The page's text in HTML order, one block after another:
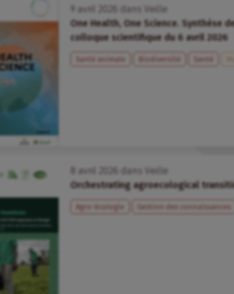
avril dans
Veille
One Health, One Science. Synthèse
colloque scientifique du 6 avril 2026
Santé animale Biodiversité Santé
avril dans
Veille
Orchestrating agroecological
Agro-écologie Gestion des connaissances